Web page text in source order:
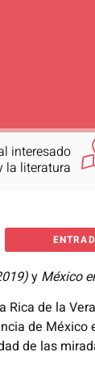
interesado
la literatura
y México
de la
de
de las